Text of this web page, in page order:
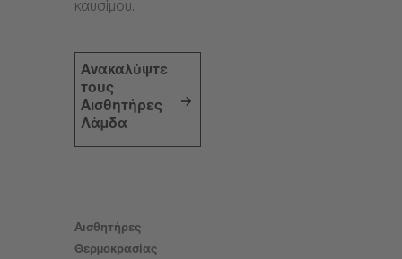
καυσίμου.
Ανακαλύψτε
τους
Αισθητήρες
Λάμδα
Αισθητήρες
Θερμοκρασίας